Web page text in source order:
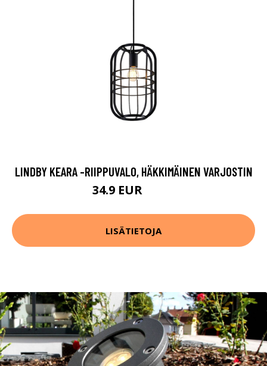
LINDBY KEARA -RIIPPUVALO, HÄKKIMÄINEN VARJOSTIN
34.9 EUR
LISÄTIETOJA